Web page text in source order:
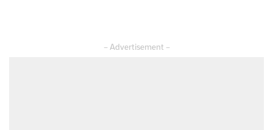
– Advertisement –